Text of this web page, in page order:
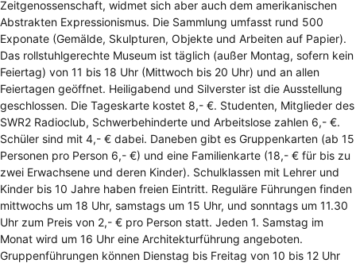
Zeitgenossenschaft, widmet sich aber auch dem amerikanischen
Abstrakten Expressionismus. Die Sammlung umfasst rund 500
Exponate (Gemälde, Skulpturen, Objekte und Arbeiten auf Papier).
Das rollstuhlgerechte Museum ist täglich (außer Montag, sofern kein
Feiertag) von 11 bis 18 Uhr (Mittwoch bis 20 Uhr) und an allen
Feiertagen geöffnet. Heiligabend und Silverster ist die Ausstellung
geschlossen. Die Tageskarte kostet 8,- €. Studenten, Mitglieder des
SWR2 Radioclub, Schwerbehinderte und Arbeitslose zahlen 6,- €.
Schüler sind mit 4,- € dabei. Daneben gibt es Gruppenkarten (ab 15
Personen pro Person 6,- €) und eine Familienkarte (18,- € für bis zu
zwei Erwachsene und deren Kinder). Schulklassen mit Lehrer und
Kinder bis 10 Jahre haben freien Eintritt. Reguläre Führungen finden
mittwochs um 18 Uhr, samstags um 15 Uhr, und sonntags um 11.30
Uhr zum Preis von 2,- € pro Person statt. Jeden 1. Samstag im
Monat wird um 16 Uhr eine Architekturführung angeboten.
Gruppenführungen können Dienstag bis Freitag von 10 bis 12 Uhr